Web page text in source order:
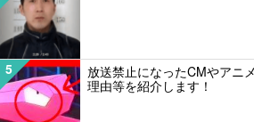
5
放送禁止になったCMやアニ
理由等を紹介します！